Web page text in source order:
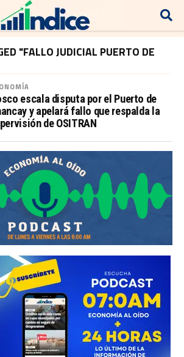
"FALLO JUDICIAL PUERTO DE
escala disputa por el Puerto de
y apelará fallo que respalda la
de OSITRAN